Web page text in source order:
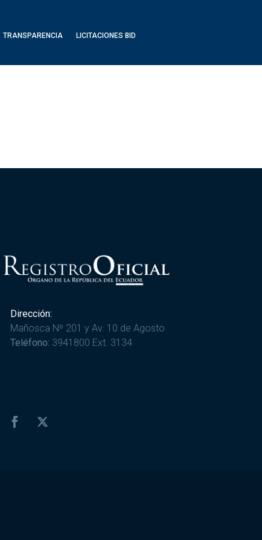
TRANSPARENCIA LICITACIONES BID
Dirección:
Mañosca Nº 201 y Av. 10 de Agosto
Teléfono: 3941800 Ext. 3134